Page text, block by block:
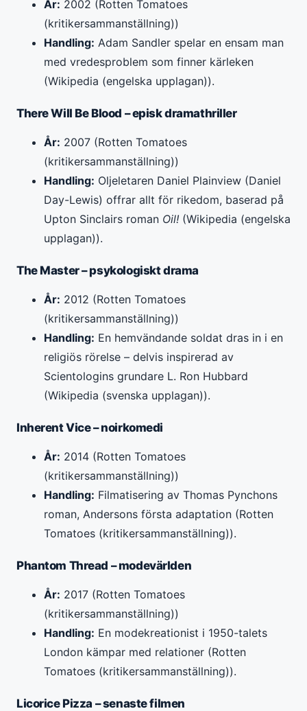
År: 2002 (Rotten Tomatoes
(kritikersammanställning))
Handling: Adam Sandler spelar en ensam man
med vredesproblem som finner kärleken
(Wikipedia (engelska upplagan)).
There Will Be Blood – episk dramathriller
År: 2007 (Rotten Tomatoes
(kritikersammanställning))
Handling: Oljeletaren Daniel Plainview (Daniel
Day-Lewis) offrar allt för rikedom, baserad på
Upton Sinclairs roman Oil! (Wikipedia (engelska
upplagan)).
The Master – psykologiskt drama
År: 2012 (Rotten Tomatoes
(kritikersammanställning))
Handling: En hemvändande soldat dras in i en
religiös rörelse – delvis inspirerad av
Scientologins grundare L. Ron Hubbard
(Wikipedia (svenska upplagan)).
Inherent Vice – noirkomedi
År: 2014 (Rotten Tomatoes
(kritikersammanställning))
Handling: Filmatisering av Thomas Pynchons
roman, Andersons första adaptation (Rotten
Tomatoes (kritikersammanställning)).
Phantom Thread – modevärlden
År: 2017 (Rotten Tomatoes
(kritikersammanställning))
Handling: En modekreationist i 1950-talets
London kämpar med relationer (Rotten
Tomatoes (kritikersammanställning)).
Licorice Pizza – senaste filmen